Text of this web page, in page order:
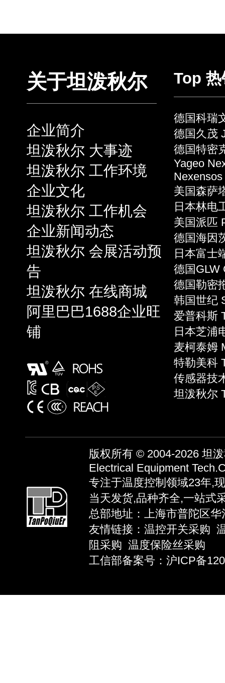
关于坦泼秋尔
企业简介
坦泼秋尔 大事迹
坦泼秋尔 工作环境
企业文化
坦泼秋尔 工作机会
企业新闻动态
坦泼秋尔 会展活动预
告
坦泼秋尔 在线商城
阿里巴巴1688企业旺
铺
Top
德国科瑞
德国久茂
德国特密
Yageo
Nexensos
美国森萨
日本林电
美国派匹
德国海因
日本富士
德国GLW
德国勒密
韩国世纪
爱普科斯
日本芝浦
麦柯泰姆
特勒美科
传感器技
坦泼秋尔
版权所有 © 2004-2026 坦
Electrical Equipment
专注于温度控制领域23年,
当天发货,品种齐全,一站式
总部地址：上海市普陀区
友情链接： 温控开关采购
阻采购 温度保险丝采购
工信部备案号：沪ICP备